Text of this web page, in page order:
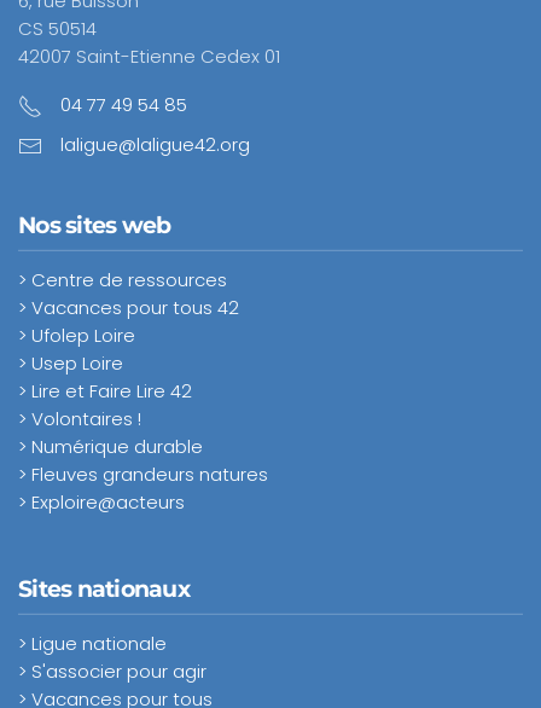
CS 50514
42007 Saint-Etienne Cedex 01
04 77 49 54 85
laligue@laligue42.org
Nos sites web
> Centre de ressources
> Vacances pour tous 42
> Ufolep Loire
> Usep Loire
> Lire et Faire Lire 42
> Volontaires !
> Numérique durable
> Fleuves grandeurs natures
> Exploire@acteurs
Sites nationaux
> Ligue nationale
> S'associer pour agir
> Vacances pour tous